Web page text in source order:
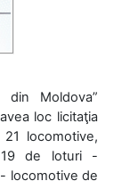
din Moldova”
loc licitaţia
locomotive,
de loturi -
locomotive de